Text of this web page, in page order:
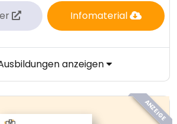
Infomaterial
anzeigen
ANZEIGE